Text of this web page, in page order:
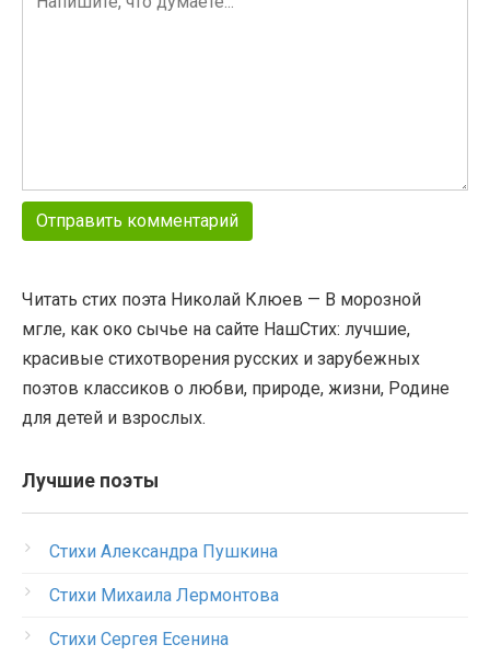
Читать стих поэта Николай Клюев — В морозной
мгле, как око сычье на сайте НашСтих: лучшие,
красивые стихотворения русских и зарубежных
поэтов классиков о любви, природе, жизни, Родине
для детей и взрослых.
Лучшие поэты
Стихи Александра Пушкина
Стихи Михаила Лермонтова
Стихи Сергея Есенина